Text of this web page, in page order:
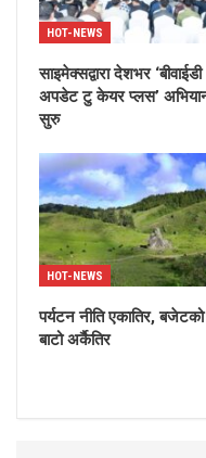
HOT-NEWS
साइमेक्सद्वारा देशभर ‘बीवाईडी
अपडेट टु केयर प्लस’
सुरु
HOT-NEWS
पर्यटन नीति एकातिर, बजेटको
बाटो अर्कैतिर